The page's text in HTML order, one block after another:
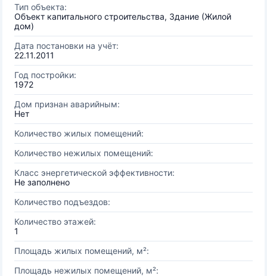
Тип объекта:
Объект капитального строительства, Здание (Жилой
дом)
Дата постановки на учёт:
22.11.2011
Год постройки:
1972
Дом признан аварийным:
Нет
Количество жилых помещений:
Количество нежилых помещений:
Класс энергетической эффективности:
Не заполнено
Количество подъездов:
Количество этажей:
1
Площадь жилых помещений, м²:
Площадь нежилых помещений, м²: